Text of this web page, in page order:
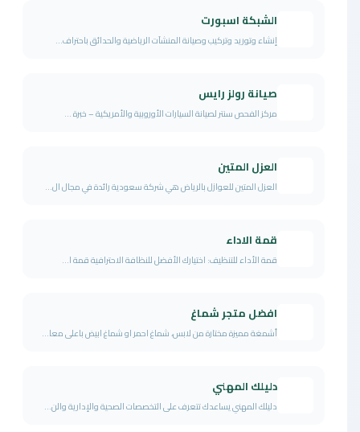
الشبكة اسبورت
إنشاء وتوريد وتركيب وصيانة المنشآت الرياضية والحدائق باحتراف...
صيانة رولز رايس
مركز الفحص سنتر لصيانة السيارات الأوروبية والأمريكية – خبرة ...
العزل المتين
العزل المتين للعوازل بالرياض هي شركة سعودية رائدة في مجال ال...
قمة الاداء
قمة الأداء للتنظيف: اختيارك الأفضل للنظافة الاحترافية قمة ا...
افضل متجر شماغ
أشمغة مميزة مختارة من لابس، شماغ احمر او شماغ ابيض باعلى معا...
دليلك المهني
دليلك المهني يساعدك تتعرف على التخصصات الصحية والإدارية والن...